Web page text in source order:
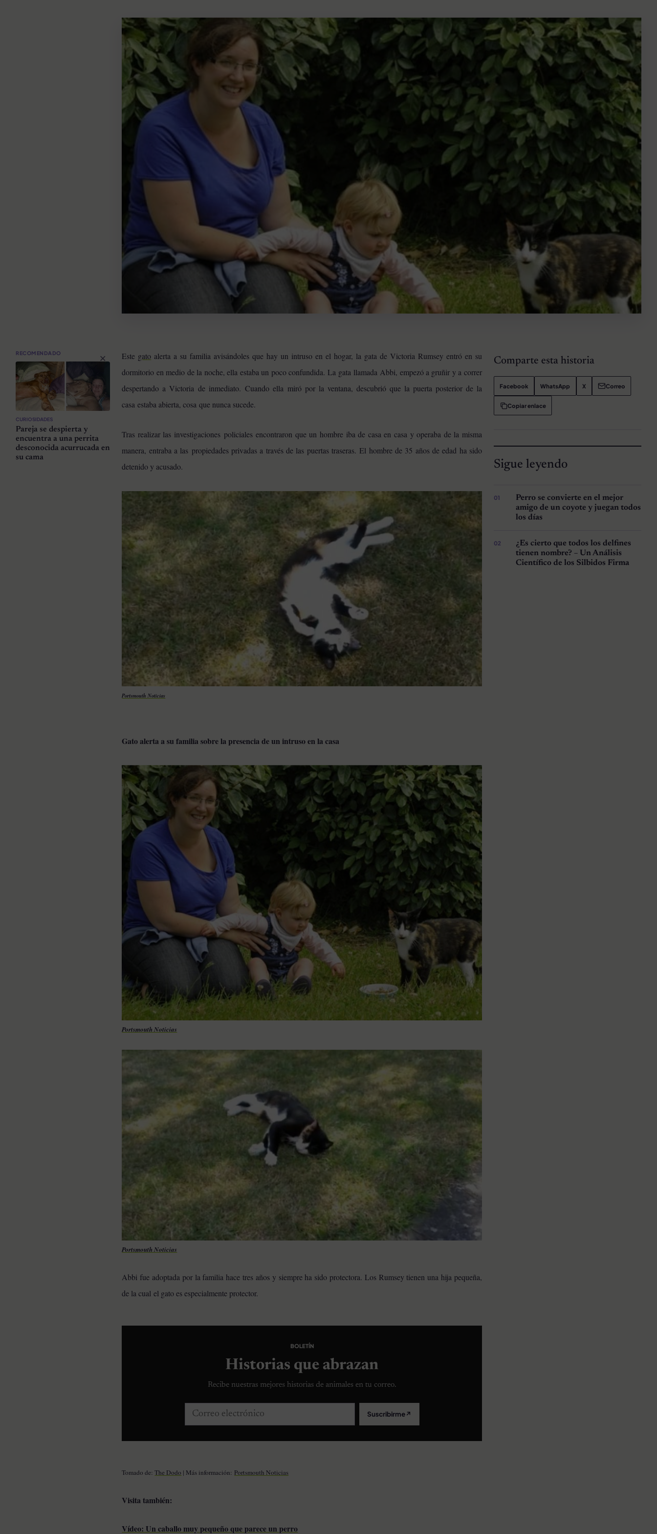
×
RECOMENDADO
CURIOSIDADES
Pareja se despierta y
encuentra a una perrita
desconocida acurrucada en
su cama
Este gato alerta a su familia avisándoles que hay un intruso en el hogar, la gata de Victoria Rumsey entró en su
dormitorio en medio de la noche, ella estaba un poco confundida. La gata llamada Abbi, empezó a gruñir y a correr
despertando a Victoria de inmediato.Cuando ella miró por la ventana, descubrió que la puerta posterior de la
casa estaba abierta, cosa que nunca sucede.
Tras realizar las investigaciones policiales encontraron que un hombre iba de casa en casa y operaba de la misma
manera, entraba a las propiedades privadas a través de las puertas traseras. El hombre de 35 años de edad ha sido
detenido y acusado.
Portsmouth Noticias
Gato alerta a su familia sobre la presencia de un intruso en la casa
Portsmouth Noticias
Portsmouth Noticias
Abbi fue adoptada por la familia hace tres años y siempre ha sido protectora. Los Rumsey tienen una hija pequeña,
de la cual el gato es especialmente protector.
BOLETÍN
Historias que abrazan
Recibe nuestras mejores historias de animales en tu correo.
Correo electrónico Suscribirme↗
Tomado de:The Dodo | Más información: Portsmouth Noticias
Visita también:
Vídeo: Un caballo muy pequeño que parece un perro
Comparte esta historia
Facebook WhatsApp X Correo
Copiar enlace
Sigue leyendo
Perro se convierte en el mejor
amigo de un coyote y juegan todos
los días
¿Es cierto que todos los delfines
tienen nombre? – Un Análisis
Científico de los Silbidos Firma